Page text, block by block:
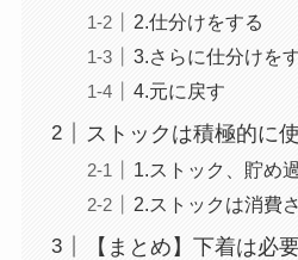
2.仕分けをする
3.さらに仕分けを
4.元に戻す
ストックは積極的に
1.ストック、貯め
2.ストックは消費
【まとめ】下着は必